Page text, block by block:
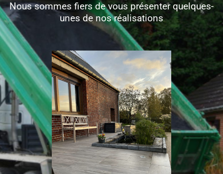
Nous sommes fiers de vous présenter quelques-
unes de nos réalisations